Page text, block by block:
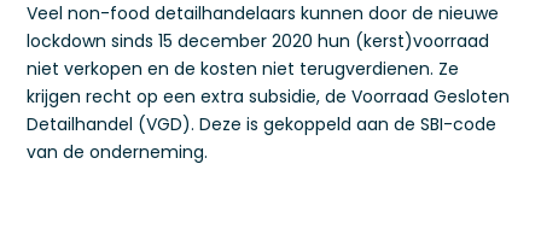
Veel non-food detailhandelaars kunnen door de nieuwe
lockdown sinds 15 december 2020 hun (kerst)voorraad
niet verkopen en de kosten niet terugverdienen. Ze
krijgen recht op een extra subsidie, de Voorraad Gesloten
Detailhandel (VGD). Deze is gekoppeld aan de SBI-code
van de onderneming.